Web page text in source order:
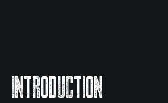
Introduction